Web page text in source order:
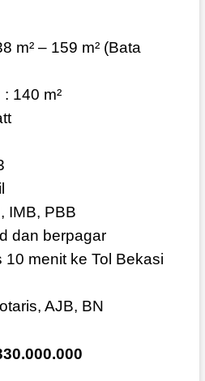
m² – 159 m² (Bata
: 140 m²
IMB, PBB
dan berpagar
10 menit ke Tol Bekasi
AJB, BN